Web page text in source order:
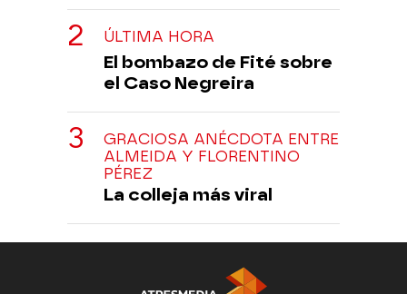
ÚLTIMA HORA
El bombazo de Fité sobre
el Caso Negreira
GRACIOSA ANÉCDOTA ENTRE
ALMEIDA Y FLORENTINO
PÉREZ
La colleja más viral